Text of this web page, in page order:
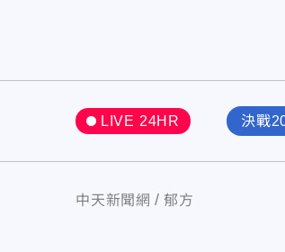
LIVE 24HR 決戰
中天新聞網 郁方